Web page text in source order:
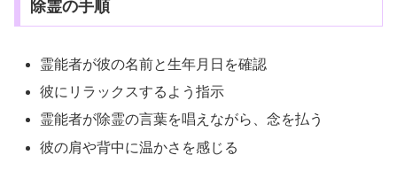
除霊の手順
霊能者が彼の名前と生年月日を確認
彼にリラックスするよう指示
霊能者が除霊の言葉を唱えながら、念を払う
彼の肩や背中に温かさを感じる